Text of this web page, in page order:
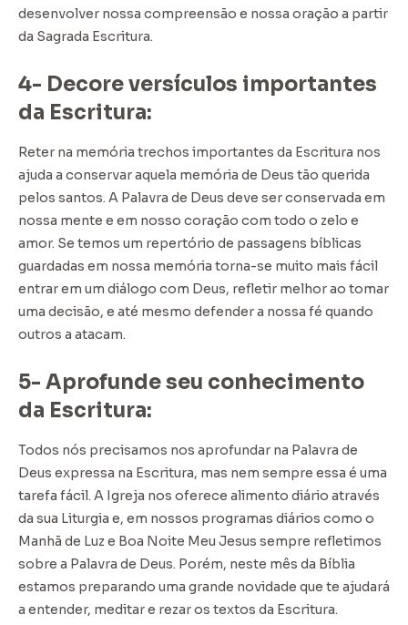
desenvolver nossa compreensão e nossa oração a partir
da Sagrada Escritura.
4- Decore versículos importantes
da Escritura:
Reter na memória trechos importantes da Escritura nos
ajuda a conservar aquela memória de Deus tão querida
pelos santos. A Palavra de Deus deve ser conservada em
nossa mente e em nosso coração com todo o zelo e
amor. Se temos um repertório de passagens bíblicas
guardadas em nossa memória torna-se muito mais fácil
entrar em um diálogo com Deus, refletir melhor ao tomar
uma decisão, e até mesmo defender a nossa fé quando
outros a atacam.
5- Aprofunde seu conhecimento
da Escritura:
Todos nós precisamos nos aprofundar na Palavra de
Deus expressa na Escritura, mas nem sempre essa é uma
tarefa fácil. A Igreja nos oferece alimento diário através
da sua Liturgia e, em nossos programas diários como o
Manhã de Luz e Boa Noite Meu Jesus sempre refletimos
sobre a Palavra de Deus. Porém, neste mês da Bíblia
estamos preparando uma grande novidade que te ajudará
a entender, meditar e rezar os textos da Escritura.